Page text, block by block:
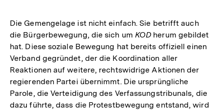
Die Gemengelage ist nicht einfach. Sie betrifft auch
die Bürgerbewegung, die sich um KOD herum gebildet
hat. Diese soziale Bewegung hat bereits offiziell einen
Verband gegründet, der die Koordination aller
Reaktionen auf weitere, rechtswidrige Aktionen der
regierenden Partei übernimmt. Die ursprüngliche
Parole, die Verteidigung des Verfassungstribunals, die
dazu führte, dass die Protestbewegung entstand, wird